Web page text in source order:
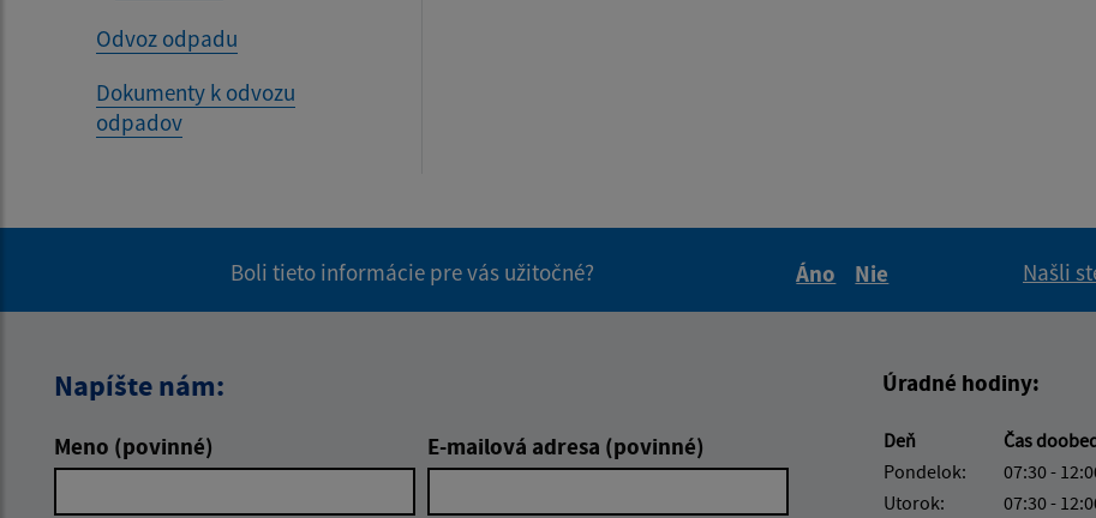
Odvoz odpadu
Dokumenty k odvozu
odpadov
Boli tieto informácie pre vás užitočné?
Áno
Nie
Našli
Napíšte nám:
Meno (povinné) E-mailová adresa (povinné)
Úradné hodiny:
Deň Čas
Pondelok:
07:30 -
Utorok:
07:30 -